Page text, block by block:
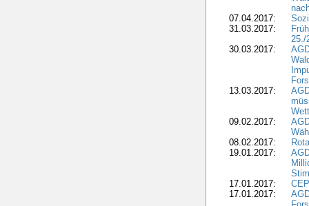
07.04.2017:
31.03.2017:
25./
30.03.2017:
13.03.2017:
09.02.2017:
08.02.2017:
19.01.2017:
17.01.2017:
17.01.2017: